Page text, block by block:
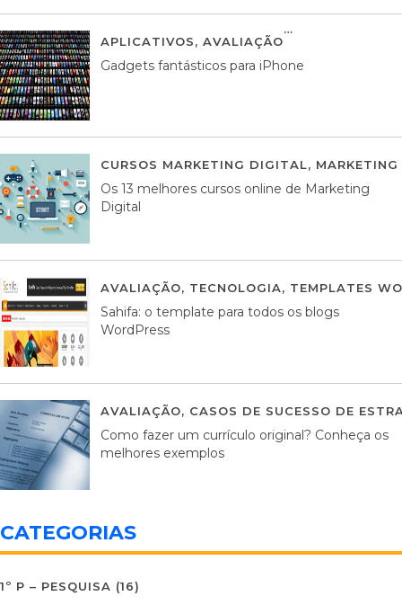
APLICATIVOS, AVALIAÇÃO
Gadgets fantásticos para iPhone
CURSOS MARKETING DIGITAL,
Os 13 melhores cursos online de Marketing
Digital
AVALIAÇÃO, TECNOLOGIA, TEMPLATES
Sahifa: o template para todos os blogs
WordPress
AVALIAÇÃO, CASOS DE SUCESSO DE
Como fazer um currículo original? Conheça os
melhores exemplos
CATEGORIAS
1º P – PESQUISA (16)